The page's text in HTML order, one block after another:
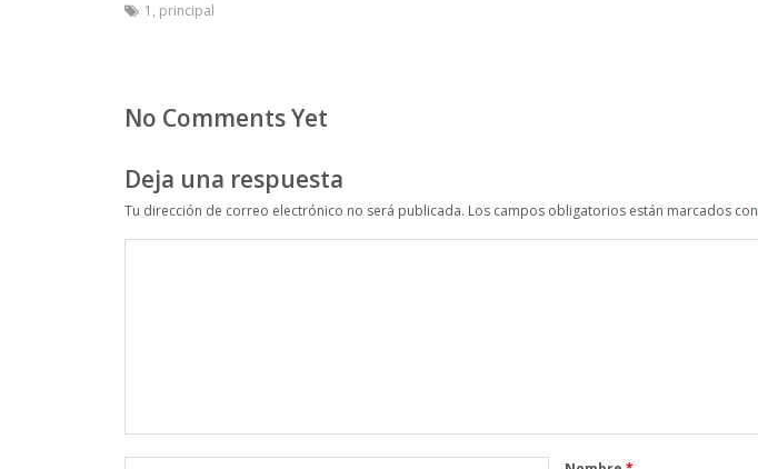
1 , principal
No Comments Yet
Deja una respuesta
Tu dirección de correo electrónico no será publicada. Los campos obligatorios están marcados con